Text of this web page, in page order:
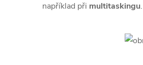
například při multitaskingu.